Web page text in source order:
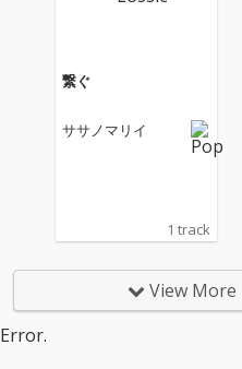
色」などを収録。
繋ぐ
ササノマリイ
1 track
View
Error.